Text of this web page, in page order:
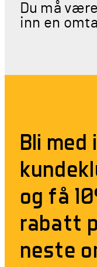
Du må være
inn en
Bli med i
og få
rabatt
neste